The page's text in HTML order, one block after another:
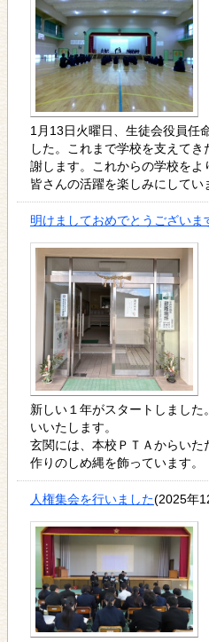
1月13日火曜日、生徒会役員任
した。これまで学校を支えて
謝します。これからの学校を
皆さんの活躍を楽しみにしてい
明けましておめでとうございま
新しい１年がスタートしまし
いいたします。
玄関には、本校ＰＴＡからい
作りのしめ縄を飾っています。
人権集会を行いました(2025年